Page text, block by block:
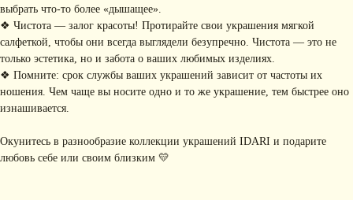
выбрать что-то более «дышащее».
❖ Чистота — залог красоты! Протирайте свои украшения мягкой
салфеткой, чтобы они всегда выглядели безупречно. Чистота — это не
только эстетика, но и забота о ваших любимых изделиях.
❖ Помните: срок службы ваших украшений зависит от частоты их
ношения. Чем чаще вы носите одно и то же украшение, тем быстрее оно
изнашивается.
Окунитесь в разнообразие коллекции украшений IDARI и подарите
любовь себе или своим близким 💛
Я соглашаюсь с обработкой персональных данных в соответствии сполитикой
конфиденциальности
Ясоглашаюсь на получение рекламной рассылки
ИНФОРМАЦИЯ